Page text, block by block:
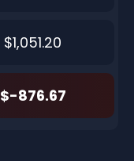
$1,051.20
$-876.67